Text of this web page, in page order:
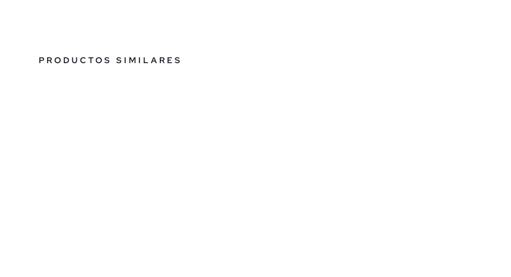
PRODUCTOS SIMILARES